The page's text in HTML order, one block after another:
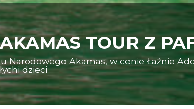
TOUR Z
Narodowego Akamas, w cenie Łaźnie
dzieci